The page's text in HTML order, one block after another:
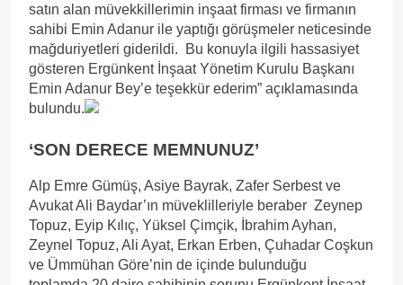
satın alan müvekkillerimin inşaat firması ve firmanın
sahibi Emin Adanur ile yaptığı görüşmeler neticesinde
mağduriyetleri giderildi. Bu konuyla ilgili hassasiyet
gösteren Ergünkent İnşaat Yönetim Kurulu Başkanı
Emin Adanur Bey’e teşekkür ederim” açıklamasında
bulundu.
‘SON DERECE MEMNUNUZ’
Alp Emre Gümüş, Asiye Bayrak, Zafer Serbest ve
Avukat Ali Baydar’ın müveklilleriyle beraber Zeynep
Topuz, Eyip Kılıç, Yüksel Çimçik, İbrahim Ayhan,
Zeynel Topuz, Ali Ayat, Erkan Erben, Çuhadar Coşkun
ve Ümmühan Göre’nin de içinde bulunduğu